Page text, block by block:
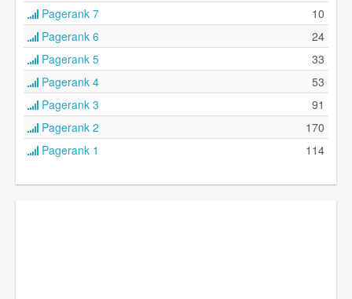
Pagerank 7
10
Pagerank 6
24
Pagerank 5
33
Pagerank 4
53
Pagerank 3
91
Pagerank 2
170
Pagerank 1
114